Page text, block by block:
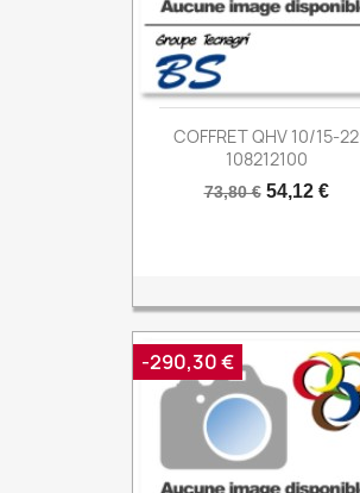
COFFRET QHV 10/15-22
108212100
Prix
73,80 € Prix
54,12 €
-290,30 €